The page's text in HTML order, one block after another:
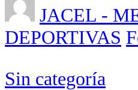
JACEL -
DEPORTIVAS
Sin categoría